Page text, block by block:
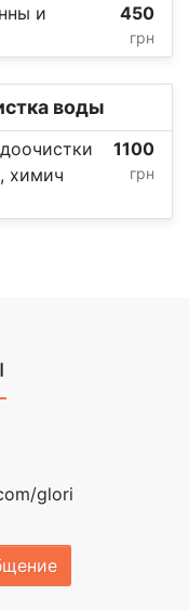
и
450
грн
воды
химич
1100
грн
glori